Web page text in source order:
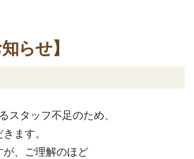
らせ】
スタッフ不足のため、
ます。
が、ご理解のほど